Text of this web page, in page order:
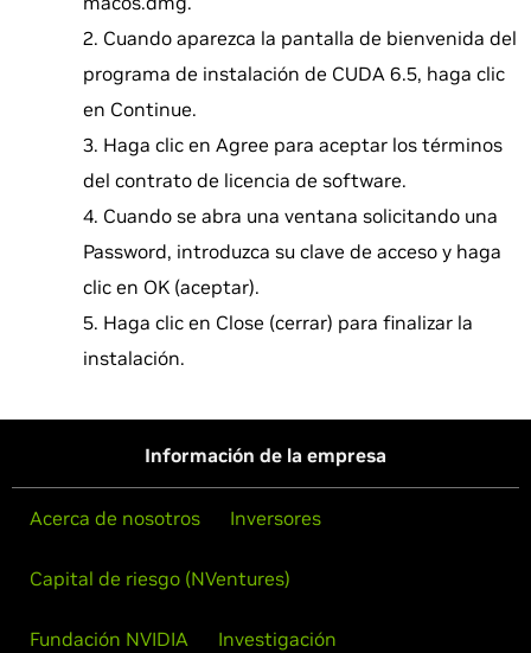
Cuando aparezca la pantalla de bienvenida del
programa de instalación de CUDA 6.5, haga clic
en Continue.
Haga clic en Agree para aceptar los términos
del contrato de licencia de software.
Cuando se abra una ventana solicitando una
Password, introduzca su clave de acceso y haga
clic en OK (aceptar).
Haga clic en Close (cerrar) para finalizar la
instalación.
Información de la empresa
Acerca de nosotros Inversores
Capital de riesgo (NVentures)
Fundación NVIDIA Investigación